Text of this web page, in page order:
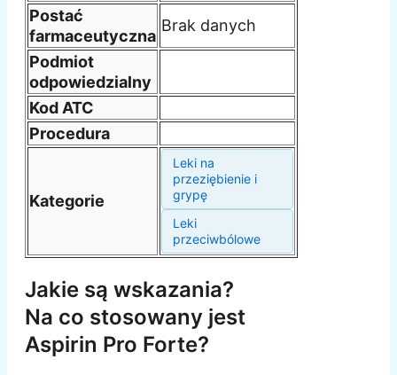
Postać
farmaceutyczna
Brak danych
Podmiot
odpowiedzialny
Kod ATC
Procedura
Kategorie
Leki na
przeziębienie i
grypę
Leki
przeciwbólowe
Jakie są wskazania?
Na co stosowany jest
Aspirin Pro Forte?